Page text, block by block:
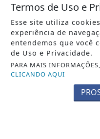
:::
Termos de Uso e
Esse site utiliza
experiência de
entendemos que você
de Uso e Privacidade.
PARA MAIS
CLICANDO AQUI